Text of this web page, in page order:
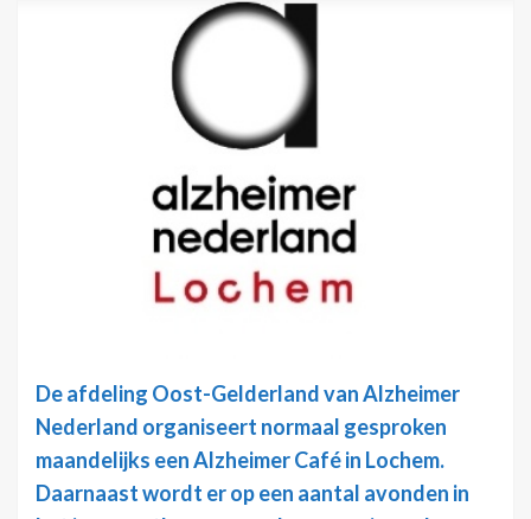
De afdeling Oost-Gelderland van Alzheimer
Nederland organiseert normaal gesproken
maandelijks een Alzheimer Café in Lochem.
Daarnaast wordt er op een aantal avonden in